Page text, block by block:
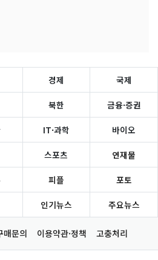
경제 국제
북한 금융·증권
IT·과학 바이오
스포츠 연재물
피플 포토
인기뉴스 주요뉴스
매문의 이용약관·정책 고충처리